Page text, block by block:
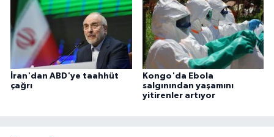
İran'dan ABD'ye taahhüt
çağrı
Kongo'da Ebola
salgınından yaşamını
yitirenler artıyor